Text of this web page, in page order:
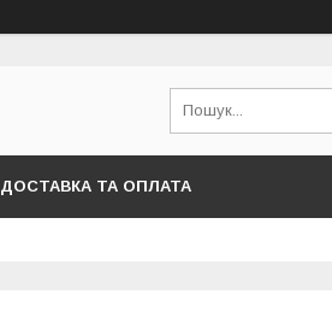
ДОСТАВКА ТА ОПЛАТА